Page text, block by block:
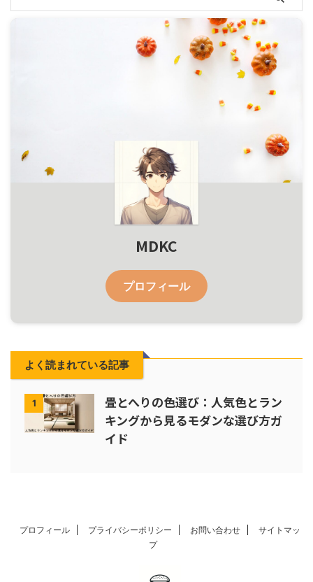
MDKC
プロフィール
よく読まれている記事
1
畳とへりの色選び：人気色とラン
キングから見るモダンな選び方ガ
イド
プロフィール プライバシーポリシー お問い合わせ
サイトマッ
プ